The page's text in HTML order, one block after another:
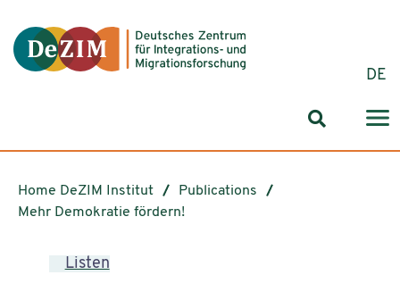
DE
Search
Home DeZIM Institut
Publications
Mehr Demokratie fördern!
Listen